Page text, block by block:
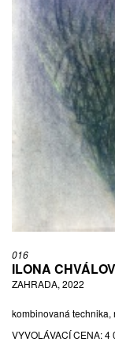
016
ILONA
ZAHRADA, 2022
kombinovaná technika,
VYVOLÁVACÍ CENA:4